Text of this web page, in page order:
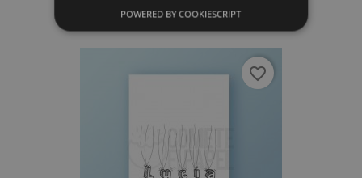
15,00 €
favorite_border
POWERED BY COOKIESCRIPT